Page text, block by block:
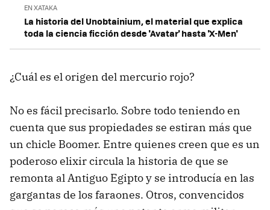
EN XATAKA
La historia del Unobtainium, el material que explica
toda la ciencia ficción desde 'Avatar' hasta 'X-Men'
¿Cuál es el origen del mercurio rojo?
No es fácil precisarlo. Sobre todo teniendo en
cuenta que sus propiedades se estiran más que
un chicle Boomer. Entre quienes creen que es un
poderoso elixir circula la historia de que se
remonta al Antiguo Egipto y se introducía en las
gargantas de los faraones. Otros, convencidos